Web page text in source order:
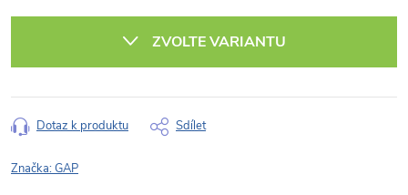
ZVOLTE VARIANTU
Dotaz k produktu Sdílet
Značka:GAP